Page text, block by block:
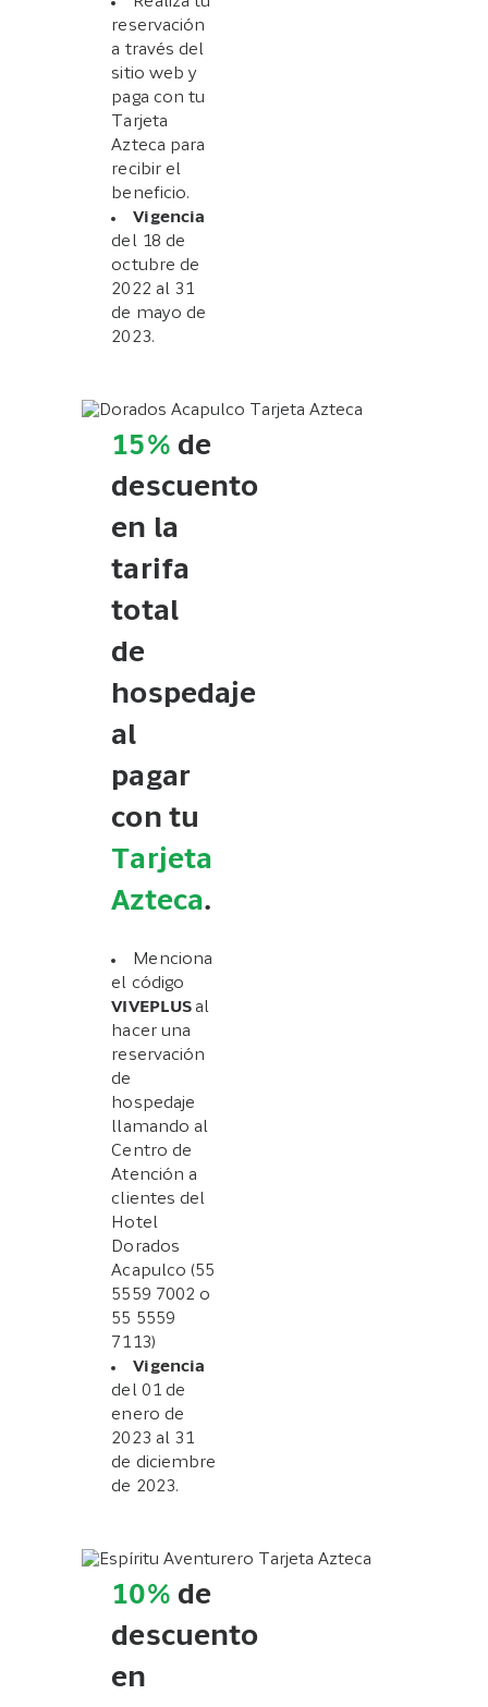
reservación
a través del
sitio web y
paga con tu
Tarjeta
Azteca para
recibir el
beneficio.
Vigencia
del 18 de
octubre de
2022 al 31
de mayo de
2023.
15% de
descuento
en la
tarifa
total
de
hospedaje
al
pagar
con tu
Tarjeta
Azteca.
Menciona
el código
VIVEPLUS al
hacer una
reservación
de
hospedaje
llamando al
Centro de
Atención a
clientes del
Hotel
Dorados
Acapulco (55
5559 7002 o
55 5559
7113)
Vigencia
del 01 de
enero de
2023 al 31
de diciembre
de 2023.
10% de
descuento
en